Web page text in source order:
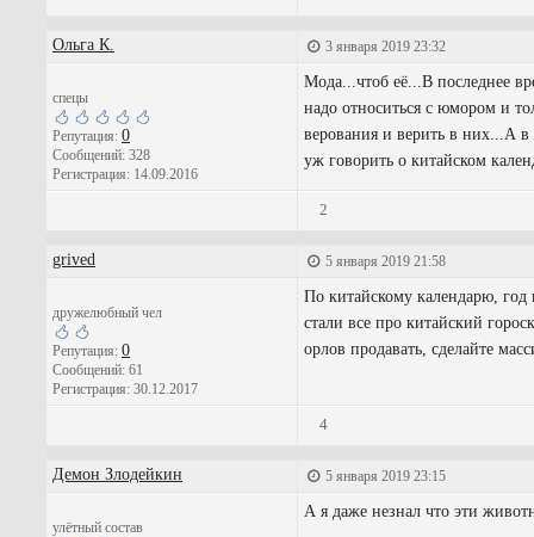
Ольга К. 3 января 2019 23:32
спецы
Репутация: 0
Сообщений: 328
Регистрация: 14.09.2016
Мода...чтоб её...В последнее
надо относиться с юмором и
верования и верить в них...А в
уж говорить о китайском
2
grived 5 января 2019 21:58
дружелюбный чел
Репутация: 0
Сообщений: 61
Регистрация: 30.12.2017
По китайскому календарю, год
стали все про китайский
орлов продавать, сделайте
4
Демон Злодейкин 5 января 2019 23:15
улётный состав
А я даже незнал что эти